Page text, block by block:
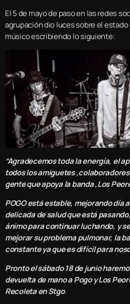
El 5 de mayo de paso en las redes
agrupación dio luces sobre el
músico escribiendo lo siguiente:
“Agradecemos toda la energía, el
todos los amiguetes
gente que apoya la banda ,Los
POGO está estable, mejorando día
delicada de salud que está
ánimo para continuar luchando, y
mejorar su problema pulmonar, la
constante ya que es difícil para
Pronto el sábado 18 de junio
devuelta de mano a Pogo y Los
Recoleta en Stgo.